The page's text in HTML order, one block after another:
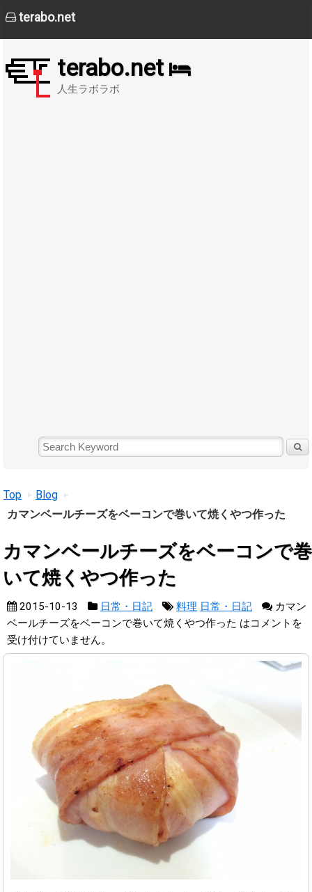
terabo.net
terabo.net
人生ラボラボ
Top
Blog
カマンベールチーズをベーコンで巻いて焼くやつ作った
カマンベールチーズをベーコンで巻
いて焼くやつ作った
2015-10-13 日常・日記 料理 日常・日記
カマン
ベールチーズをベーコンで巻いて焼くやつ作った はコメントを
受け付けていません。